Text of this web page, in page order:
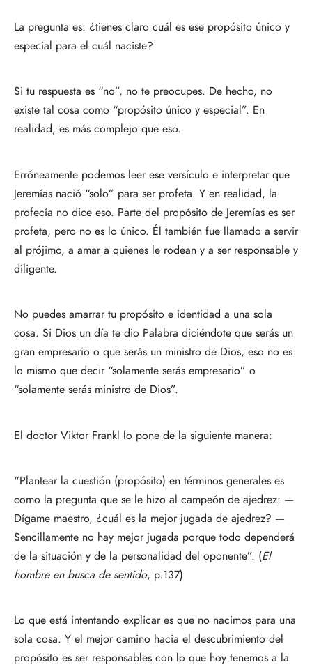
La pregunta es: ¿tienes claro cuál es ese propósito único y
especial para el cuál naciste?
Si tu respuesta es “no”, no te preocupes. De hecho, no
existe tal cosa como “propósito único y especial”. En
realidad, es más complejo que eso.
Erróneamente podemos leer ese versículo e interpretar que
Jeremías nació “solo” para ser profeta. Y en realidad, la
profecía no dice eso. Parte del propósito de Jeremías es ser
profeta, pero no es lo único. Él también fue llamado a servir
al prójimo, a amar a quienes le rodean y a ser responsable y
diligente.
No puedes amarrar tu propósito e identidad a una sola
cosa. Si Dios un día te dio Palabra diciéndote que serás un
gran empresario o que serás un ministro de Dios, eso no es
lo mismo que decir “solamente serás empresario” o
“solamente serás ministro de Dios”.
El doctor Viktor Frankl lo pone de la siguiente manera:
“Plantear la cuestión (propósito) en términos generales es
como la pregunta que se le hizo al campeón de ajedrez: —
Dígame maestro, ¿cuál es la mejor jugada de ajedrez? —
Sencillamente no hay mejor jugada porque todo dependerá
de la situación y de la personalidad del oponente”. (El
hombre en busca de sentido, p.137)
Lo que está intentando explicar es que no nacimos para una
sola cosa. Y el mejor camino hacia el descubrimiento del
propósito es ser responsables con lo que hoy tenemos a la